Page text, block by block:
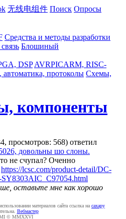
无线电组件 Поиск Опросы
Средства и методы разработки
Блошиный
DSP AVRPICARM, RISC-
автоматика, протоколы Схемы,
компоненты
просмотров: 568) ответил
довольны шо слоны.
не счупал? Оченно
https://lcsc.com/product-detail/DC-
оставьте мне как хорошо
материалов сайта ссылка на caxapу
Вебмастер
© MMXXVI